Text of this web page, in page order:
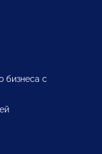
бизнеса с